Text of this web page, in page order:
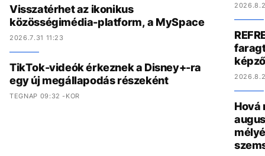
Visszatérhet az ikonikus
közösségimédia-platform, a MySpace
2026.7.31 11:23
TikTok-videók érkeznek a Disney+-ra
egy új megállapodás részeként
TEGNAP 09:32 -KOR
Hová